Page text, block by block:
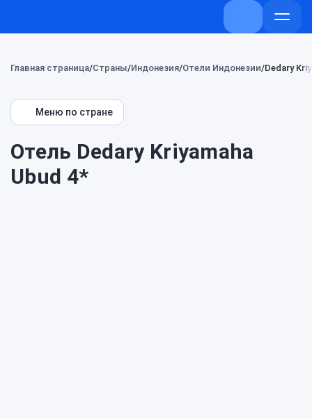
+7 (800) 707-
Главная страница Страны Индонезия Отели Индонезии Dedary
Меню по стране
Отель Dedary Kriyamaha
Ubud 4*